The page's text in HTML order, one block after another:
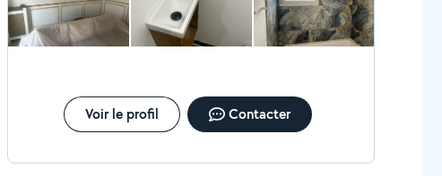
Voir le profil Contacter